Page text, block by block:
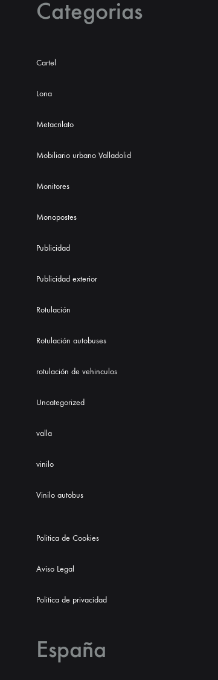
Categorias
Cartel
Lona
Metacrilato
Mobiliario urbano Valladolid
Monitores
Monopostes
Publicidad
Publicidad exterior
Rotulación
Rotulación autobuses
rotulación de vehinculos
Uncategorized
valla
vinilo
Vinilo autobus
Politica de Cookies
Aviso Legal
Politica de privacidad
España